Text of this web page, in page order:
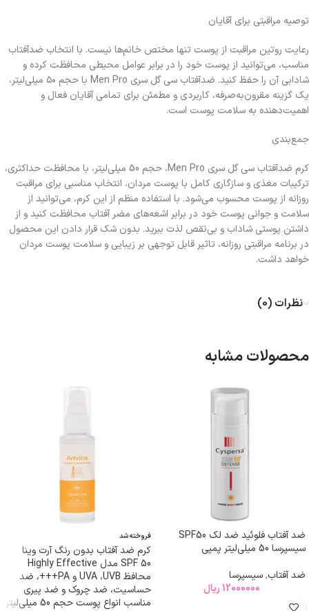
توصیه مراقبتی برای آقایان
رعایت روتین مراقبت از پوست تنها مختص خانم‌ها نیست. با انتخاب ضدآفتاب
مناسب، می‌توانید از پوست خود را در برابر عوامل محیطی محافظت کرده و
شادابی آن را حفظ کنید. ضدآفتاب سی گل سری Men Pro با حجم ۵۰ میلی‌لیتر،
یک گزینه مقرون‌به‌صرفه، کاربردی و مطمئن برای تمامی آقایان فعال و
اهمیت‌دهنده به سلامت پوست است.
جمع‌بندی
کرم ضدآفتاب سی گل سری Men Pro، حجم 50 میلی‌لیتر، با محافظت حداکثری،
ترکیبات مغذی و سازگاری کامل با پوست مردان، انتخاب مناسبی برای مراقبت
روزانه از پوست محسوب می‌شود. با استفاده منظم از این کرم، می‌توانید از
سلامت و جوانی پوست خود در برابر اشعه‌های مضر آفتاب محافظت کنید و از
داشتن پوستی شاداب و بی‌نقص لذت ببرید. بدون شک قرار دادن این محصول
در برنامه مراقبتی روزانه، تاثیر قابل توجهی بر زیبایی و سلامت پوست مردان
خواهد داشت.
نظرات (0)
محصولات مشابه
ضد آفتاب فلوئید ضد لک SPF50
سیسپرسا 50 میلی‌لیتر پمپی
ضد آفتاب,سیسپرسا
12000000 ریال
فروخته شد
کرم ضد آفتاب بدون رنگ آرت وینا
SPF 50 مدل Highly Effective
‌محافظ UVA ،UVB و PA+++، ضد
حساسیت، ضد چروک و ضد پیری
مناسب انواع پوست‌ حجم 50 میلی‌لیتر